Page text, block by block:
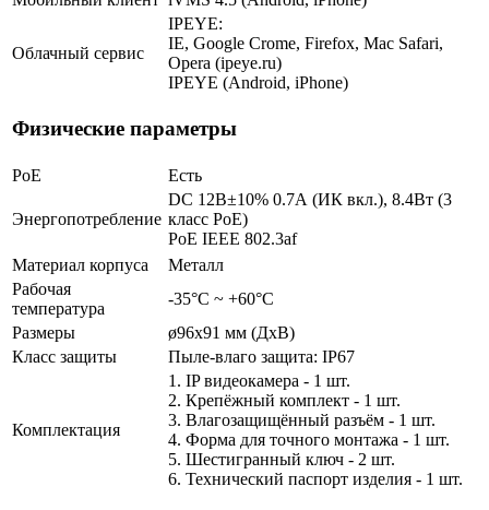
Облачный сервис
IPEYE:
IE, Google Crome, Firefox, Mac Safari,
Opera (ipeye.ru)
IPEYE (Android, iPhone)
Физические параметры
PoE Есть
Энергопотребление
DC 12В±10% 0.7А (ИК вкл.), 8.4Вт (3
класс PoE)
PoE IEEE 802.3af
Материал корпуса
Металл
Рабочая
температура
-35°С ~ +60°С
Размеры
ø96x91 мм (ДхВ)
Класс защиты
Пыле-влаго защита: IP67
Комплектация
1. IP видеокамера - 1 шт.
2. Крепёжный комплект - 1 шт.
3. Влагозащищённый разъём - 1 шт.
4. Форма для точного монтажа - 1 шт.
5. Шестигранный ключ - 2 шт.
6. Технический паспорт изделия - 1 шт.